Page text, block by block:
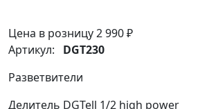
Цена в розницу2 990 ₽
Артикул: DGT230
Разветвители
Делитель DGTell 1/2 high power